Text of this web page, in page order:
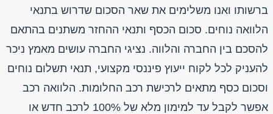
ברשותו ואנו משלימים את שאר הסכום שדרוש בתנאי
הלוואה נוחים. סכום הכסף ותנאי ההחזר משתנים בהתאם
להסכם בין החברה והלווה. נציגי החברה עושים מאמץ ניכר
להעניק לכל לקוח ייעוץ פיננסי מקצועי, תנאי תשלום נוחים
וסכום כסף מתאים לרכישת רכב החלומות. הלוואה רכב
אפשר לקבל עד למימון מלא של 100% לרכב חדש או